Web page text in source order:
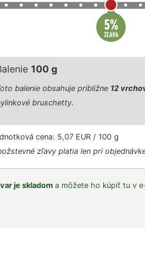
100 g
balenie obsahuje približne 12
bruschetty.
cena: 5,07 EUR / 100 g
zľavy platia len pri
je skladom a môžete ho kúpiť tu v